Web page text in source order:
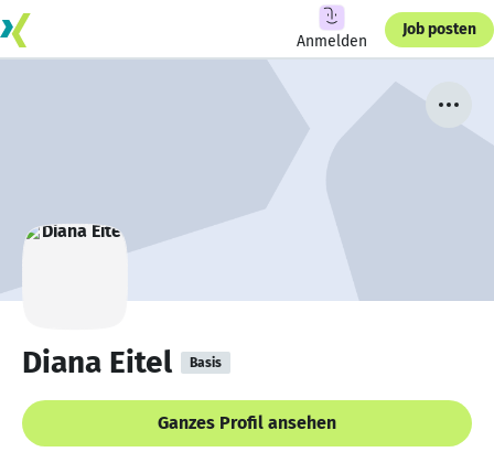
Anmelden
Job posten
Diana Eitel Basis
Ganzes Profil ansehen